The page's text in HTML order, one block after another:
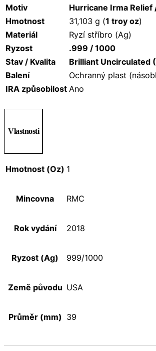
Motiv
Hurricane Irma Relief
Hmotnost
31,103 g (1 troy oz)
Materiál
Ryzí stříbro (Ag)
Ryzost
.999 / 1000
Stav / Kvalita
Brilliant Uncirculated
Balení
Ochranný plast
IRA způsobilost Ano
Vlastnosti
Hmotnost (Oz) 1
Mincovna RMC
Rok vydání 2018
Ryzost (Ag) 999/1000
Země původu USA
Průměr (mm) 39